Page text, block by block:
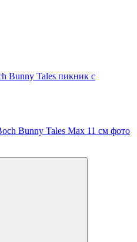
Bunny Tales пикник с